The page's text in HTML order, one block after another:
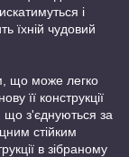
і
їхній чудовий
що може легко
її конструкції
що з'єднуються за
стійким
в зібраному